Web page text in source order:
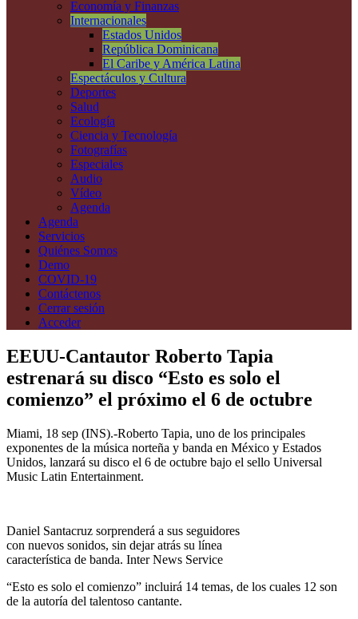
Economía y Finanzas
Internacionales
Estados Unidos
República Dominicana
El Caribe y América Latina
Espectáculos y Cultura
Deportes
Salud
Ecología
Ciencia y Tecnología
Fotografías
Especiales
Audio
Vídeo
Agenda
Agenda
Servicios
Quiénes Somos
Demo
COVID-19
Contáctenos
Cerrar sesión
Acceder
EEUU-Cantautor Roberto Tapia
estrenará su disco “Esto es solo el
comienzo” el próximo el 6 de octubre
Miami, 18 sep (INS).-Roberto Tapia, uno de los principales
exponentes de la música norteña y banda en México y Estados
Unidos, lanzará su disco el 6 de octubre bajo el sello Universal
Music Latin Entertainment.
Daniel Santacruz sorprenderá a sus seguidores
con nuevos sonidos, sin dejar atrás su línea
característica de banda. Inter News Service
“Esto es solo el comienzo” incluirá 14 temas, de los cuales 12 son
de la autoría del talentoso cantante.